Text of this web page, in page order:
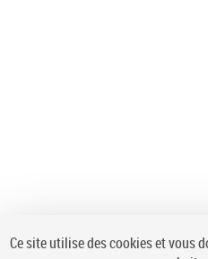
Ce site utilise des cookies et vous